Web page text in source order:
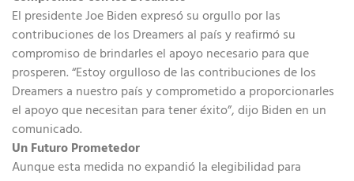
El presidente Joe Biden expresó su orgullo por las
contribuciones de los Dreamers al país y reafirmó su
compromiso de brindarles el apoyo necesario para que
prosperen. “Estoy orgulloso de las contribuciones de los
Dreamers a nuestro país y comprometido a proporcionarles
el apoyo que necesitan para tener éxito”, dijo Biden en un
comunicado.
Un Futuro Prometedor
Aunque esta medida no expandió la elegibilidad para